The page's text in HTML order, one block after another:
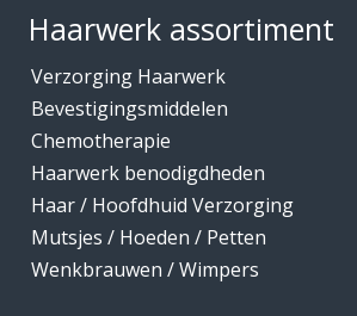
Haarwerk assortiment
Verzorging Haarwerk
Bevestigingsmiddelen
Chemotherapie
Haarwerk benodigdheden
Haar / Hoofdhuid Verzorging
Mutsjes / Hoeden / Petten
Wenkbrauwen / Wimpers